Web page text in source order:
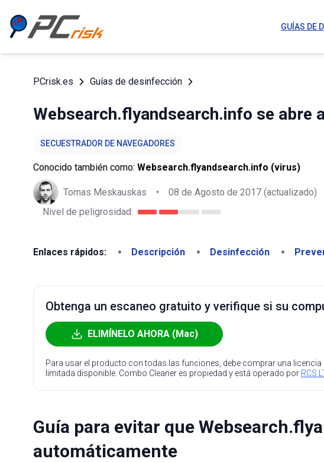
GUÍAS DE
PCrisk.es Guías de desinfección
Websearch.flyandsearch.info se abre
SECUESTRADOR DE NAVEGADORES
Conocido también como: Websearch.flyandsearch.info (virus)
Tomas Meskauskas • 08 de Agosto de 2017 (actualizado)
Nivel de peligrosidad:
Enlaces rápidos: Descripción Desinfección
Obtenga un escaneo gratuito y verifique si su
ELIMÍNELO AHORA (Mac)
Para usar el producto con todas las funciones, debe comprar una licencia
limitada disponible. Combo Cleaner es propiedad y está operado por RCS
Guía para evitar que
automáticamente